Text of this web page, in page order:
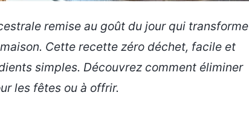
remise au goût du jour qui transforme
Cette recette zéro déchet, facile et
simples. Découvrez comment éliminer
les fêtes ou à offrir.